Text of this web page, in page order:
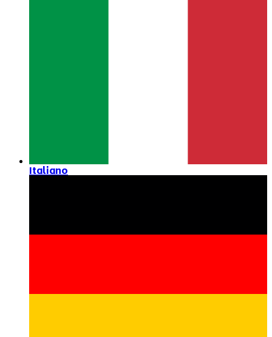
Italiano